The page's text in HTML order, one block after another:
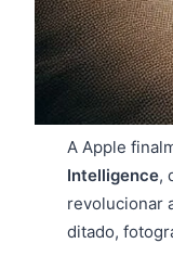
A Apple
Intelligence,
revolucionar
ditado,